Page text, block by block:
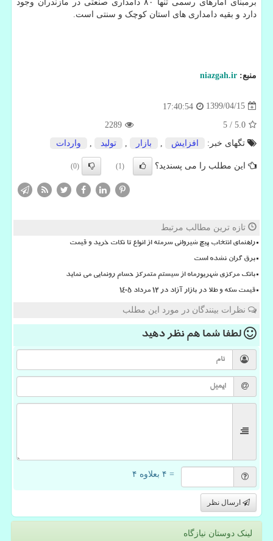
برمبنای آمارهای رسمی تنها ۸۰ دامداری صنعتی در مازندران وجود
دارد و بقیه دامداری های استان کوچک و سنتی است.
منبع: niazgah.ir
1399/04/15
17:40:54
5.0
/
5
2289
تگهای خبر:
افزایش بازار تولید واردات
این مطلب را می پسندید؟ (1)
(0)
تازه ترین مطالب مرتبط
راهنمای انتخاب پیچ شیروانی سرمته از انواع تا نکات خرید و قیمت
برق گران نشده است
بانک مرکزی شهریورماه از سیستم متمرکز حسام رونمایی می نماید
قیمت سکه و طلا در بازار آزاد در ۱۲ مرداد ۱۴۰۵
نظرات بینندگان در مورد این مطلب
لطفا شما همنظر دهید
= ۴ بعلاوه ۴
ارسال نظر
لینک دوستان نیازگاه